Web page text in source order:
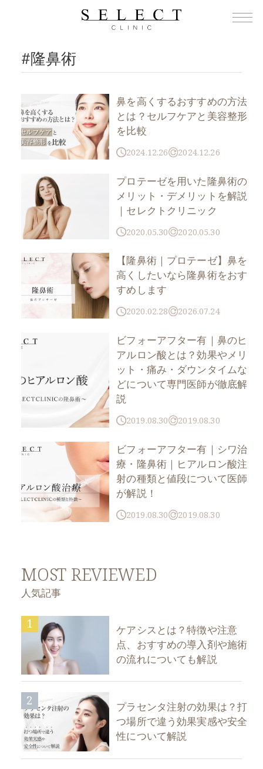
#隆鼻術
鼻を高くするおすすめの方法
とは？セルフケアと美容整形
を比較
2024.12.26 2024.12.26
プロテーゼを用いた隆鼻術の
メリット・デメリットを解説
｜セレクトクリニック
2020.05.30 2020.05.30
【隆鼻術｜プロテーゼ】鼻を
高くしたいなら隆鼻術をおす
すめします
2020.02.28 2026.07.24
ビフォーアフター有｜鼻のヒ
アルロン酸とは？効果やメリ
ット・痛み・ダウンタイムな
どについて専門医師が徹底解
説
2019.08.30 2019.08.30
ビフォーアフター有｜シワ治
療・隆鼻術｜ヒアルロン酸注
射の種類と値段について医師
が解説！
2019.08.30 2019.08.30
MOST REVIEWED
人気記事
1
ケアシスとは？特徴や注意
点、おすすめの導入剤や施術
の流れについても解説
2
プラセンタ注射の効果は？打
つ場所で違う効果実感や安全
性について解説